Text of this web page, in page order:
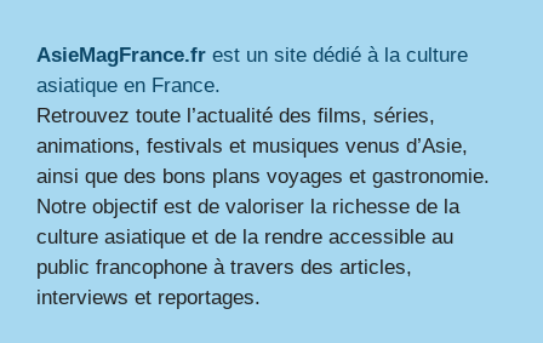
AsieMagFrance.fr est un site dédié à la culture
asiatique en France.
Retrouvez toute l’actualité des films, séries,
animations, festivals et musiques venus d’Asie,
ainsi que des bons plans voyages et gastronomie.
Notre objectif est de valoriser la richesse de la
culture asiatique et de la rendre accessible au
public francophone à travers des articles,
interviews et reportages.